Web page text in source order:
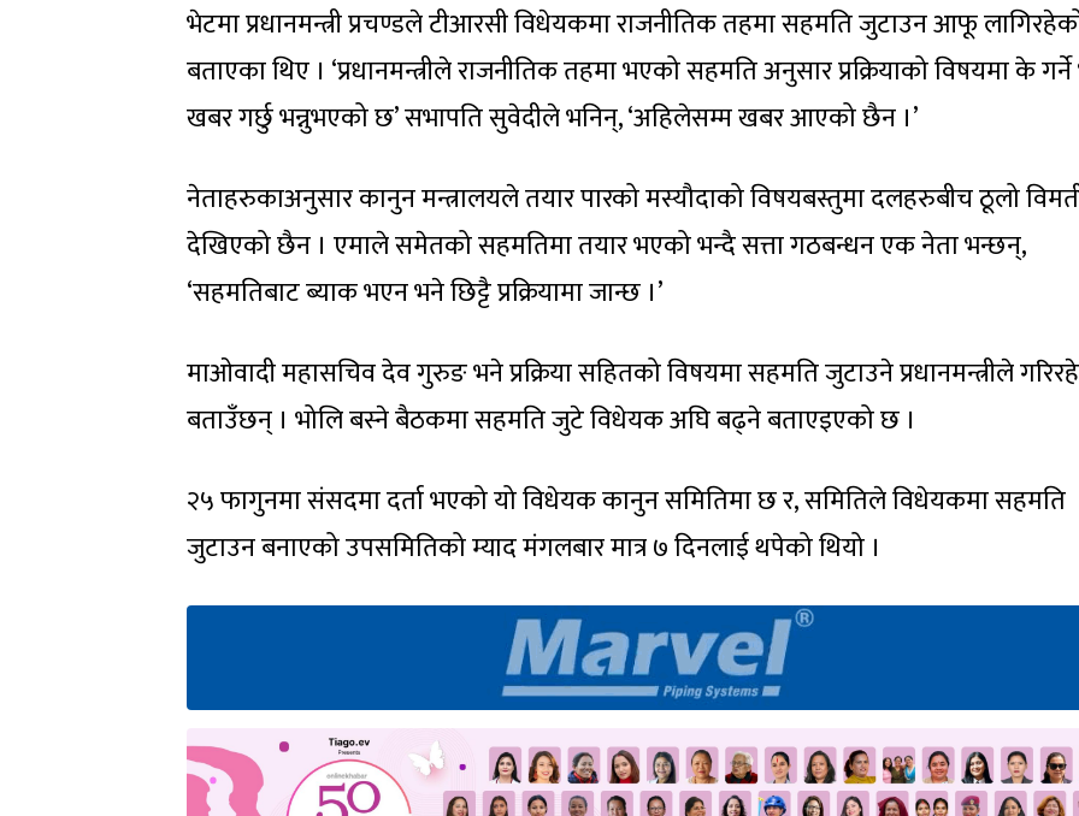
भेटमा प्रधानमन्त्री प्रचण्डले टीआरसी विधेयकमा राजनीतिक तहमा सहमति जुटाउन आफू
बताएका थिए । ‘प्रधानमन्त्रीले राजनीतिक तहमा भएको सहमति अनुसार प्रक्रियाको विषयमा के
खबर गर्छु भन्नुभएको छ’ सभापति सुवेदीले भनिन्, ‘अहिलेसम्म खबर आएको छैन ।’
नेताहरुकाअनुसार कानुन मन्त्रालयले तयार पारको मस्यौदाको विषयबस्तुमा दलहरुबीच ठूलो
देखिएको छैन । एमाले समेतको सहमतिमा तयार भएको भन्दै सत्ता गठबन्धन एक नेता भन्छन्,
‘सहमतिबाट ब्याक भएन भने छिट्टै प्रक्रियामा जान्छ ।’
माओवादी महासचिव देव गुरुङ भने प्रक्रिया सहितको विषयमा सहमति जुटाउने प्रधानमन्त्रीले
बताउँछन् । भोलि बस्ने बैठकमा सहमति जुटे विधेयक अघि बढ्ने बताएइएको छ ।
२५ फागुनमा संसदमा दर्ता भएको यो विधेयक कानुन समितिमा छ र, समितिले विधेयकमा सहमति
जुटाउन बनाएको उपसमितिको म्याद मंगलबार मात्र ७ दिनलाई थपेको थियो ।